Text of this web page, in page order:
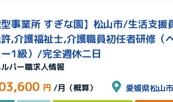
事業所 すぎな園】松山市/生活支
,介護福祉士,介護職員初任者研修（
1級）/完全週休二日
パー職求人情報
円 /月（概算）
愛媛県松山市